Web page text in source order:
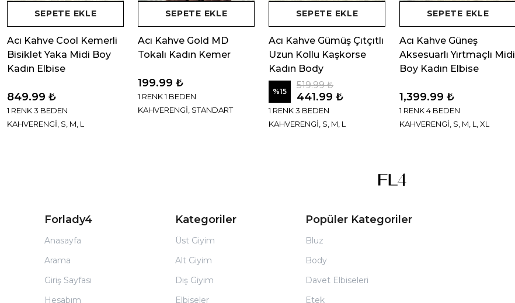
SEPETE EKLE
Acı Kahve Cool Kemerli
Bisiklet Yaka Midi Boy
Kadın Elbise
849.99 ₺
1 RENK 3 BEDEN
KAHVERENGİ, S, M, L
SEPETE EKLE
Acı Kahve Gold MD
Tokalı Kadın Kemer
199.99 ₺
1 RENK 1 BEDEN
KAHVERENGİ, STANDART
SEPETE EKLE
Acı Kahve Gümüş Çıtçıtlı
Uzun Kollu Kaşkorse
Kadın Body
%15
519.99 ₺
441.99 ₺
1 RENK 3 BEDEN
KAHVERENGİ, S, M, L
SEPETE EKLE
Acı Kahve Güneş
Aksesuarlı Yırtmaçlı Midi
Boy Kadın Elbise
1,399.99 ₺
1 RENK 4 BEDEN
KAHVERENGİ, S, M, L, XL
Forlady4
Anasayfa
Arama
Giriş Sayfası
Hesabım
Kategoriler
Üst Giyim
Alt Giyim
Dış Giyim
Elbiseler
Popüler Kategoriler
Bluz
Body
Davet Elbiseleri
Etek